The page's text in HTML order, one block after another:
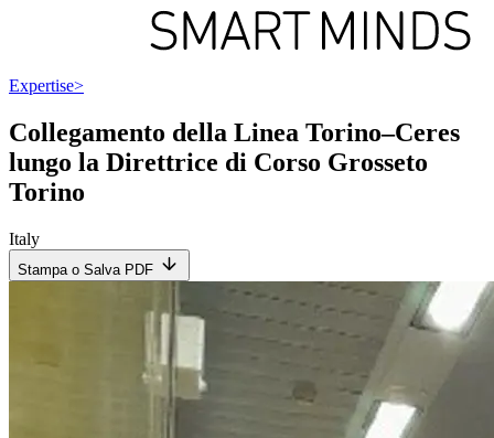
Expertise>
Collegamento della Linea Torino–Ceres
lungo la Direttrice di Corso Grosseto
Torino
Italy
Stampa o Salva PDF